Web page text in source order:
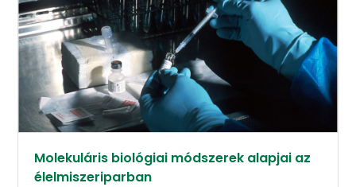
Molekuláris biológiai módszerek alapjai az
élelmiszeriparban